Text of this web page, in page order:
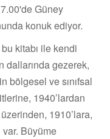
Güney
konuk ediyor.
kitabı ile kendi
dallarında gezerek,
bölgesel ve sınıfsal
1940’lardan
1910’lara,
Büyüme